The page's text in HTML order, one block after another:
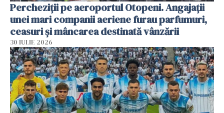
Percheziții pe aeroportul Otopeni. Angajații
unei mari companii aeriene furau parfumuri,
ceasuri și mâncarea destinată vânzării
30 IULIE 2026